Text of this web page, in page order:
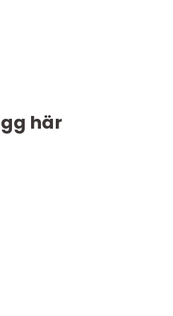
här